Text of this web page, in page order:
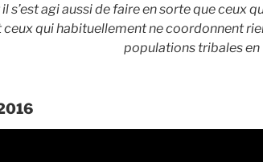
s’est agi aussi de faire en sorte que ceux
qui habituellement ne coordonnent
populations tribales en